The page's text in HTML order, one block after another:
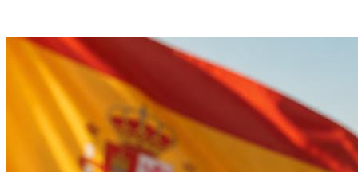
Меню